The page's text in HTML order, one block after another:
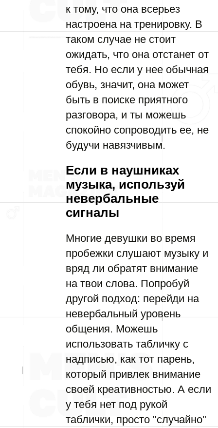
к тому, что она всерьез
настроена на тренировку. В
таком случае не стоит
ожидать, что она отстанет от
тебя. Но если у нее обычная
обувь, значит, она может
быть в поиске приятного
разговора, и ты можешь
спокойно сопроводить ее, не
будучи навязчивым.
Если в наушниках
музыка, используй
невербальные
сигналы
Многие девушки во время
пробежки слушают музыку и
вряд ли обратят внимание
на твои слова. Попробуй
другой подход: перейди на
невербальный уровень
общения. Можешь
использовать табличку с
надписью, как тот парень,
который привлек внимание
своей креативностью. А если
у тебя нет под рукой
таблички, просто "случайно"